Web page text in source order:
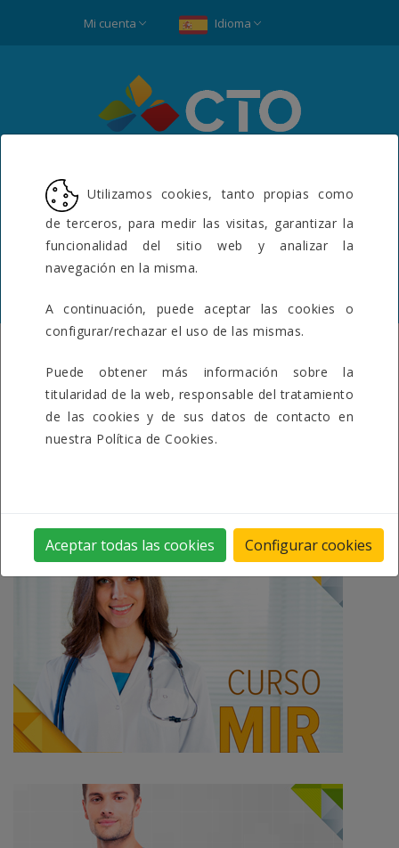
Mi cuenta Idioma
NUESTRO
MAYOR
SUEÑO
...es hacer que alcances los tuyos.
Utilizamos cookies, tanto propias como
de terceros, para medir las visitas, garantizar la
funcionalidad del sitio web y analizar la
navegación en la misma.
A continuación, puede aceptar las cookies o
configurar/rechazar el uso de las mismas.
Puede obtener más información sobre la
titularidad de la web, responsable del tratamiento
de las cookies y de sus datos de contacto en
nuestra Política de Cookies.
Aceptar todas las cookies Configurar cookies